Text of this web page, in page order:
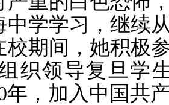
中学学习，继续
校期间，她积极
织领导复旦学
年，加入中国共